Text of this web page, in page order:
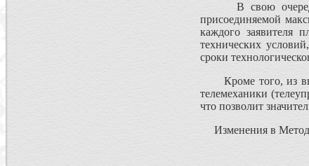
В свою очередь,
присоединяемой
каждого заявителя
технических
сроки
Кроме того, из
телемеханики
что позволит
Изменения в